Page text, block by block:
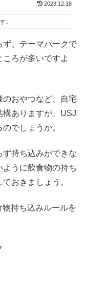
2023.12.18
。
ず、テーマパークで
ろが多いですよ
おやつなど、自宅
ありますが、USJ
でしょうか。
持ち込みができな
うに飲食物の持ち
おきましょう。
持ち込みルールを